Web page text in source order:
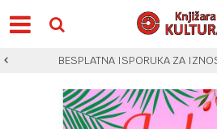
BESPLATNA ISPORUKA ZA